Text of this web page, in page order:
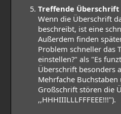
Treffende Überschrift
Wenn die Überschrift
beschreibt, ist eine
Außerdem finden
Problem schneller das
einstellen?" als "Es
Überschrift besonders
Mehrfache
Großschrift stören die
,,HHHIIILLLFFFEEE!!!").